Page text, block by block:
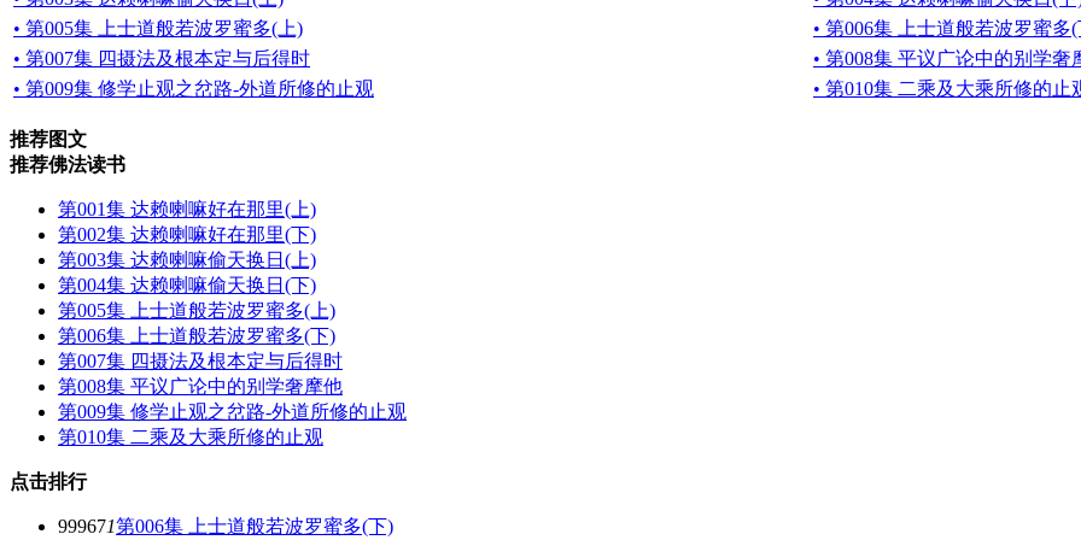
• 第005集 上士道般若波罗蜜多(上)
• 第006集 上士道般若波罗蜜多
• 第007集 四摄法及根本定与后得时
• 第008集 平议广论中的别学奢
• 第009集 修学止观之岔路-外道所修的止观
• 第010集 二乘及大乘所修的止
推荐图文
推荐佛法读书
第001集 达赖喇嘛好在那里(上)
第002集 达赖喇嘛好在那里(下)
第003集 达赖喇嘛偷天换日(上)
第004集 达赖喇嘛偷天换日(下)
第005集 上士道般若波罗蜜多(上)
第006集 上士道般若波罗蜜多(下)
第007集 四摄法及根本定与后得时
第008集 平议广论中的别学奢摩他
第009集 修学止观之岔路-外道所修的止观
第010集 二乘及大乘所修的止观
点击排行
999671第006集 上士道般若波罗蜜多(下)